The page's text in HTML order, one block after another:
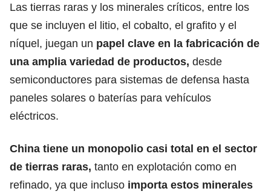
Las tierras raras y los minerales críticos, entre los
que se incluyen el litio, el cobalto, el grafito y el
níquel, juegan un papel clave en la fabricación de
una amplia variedad de productos, desde
semiconductores para sistemas de defensa hasta
paneles solares o baterías para vehículos
eléctricos.
China tiene un monopolio casi total en el sector
de tierras raras, tanto en explotación como en
refinado, ya que incluso importa estos minerales